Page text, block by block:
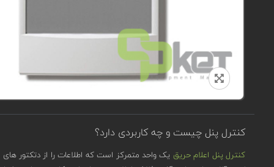
کنترل پنل چیست و چه کاربردی دارد؟
کنترل پنل اعلام حریق یک واحد متمرکز است که اطلاعات را از دتکتور